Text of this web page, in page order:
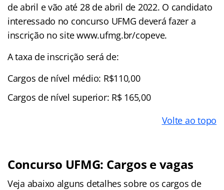
de abril e vão até 28 de abril de 2022. O candidato
interessado no concurso UFMG deverá fazer a
inscrição no site www.ufmg.br/copeve.
A taxa de inscrição será de:
Cargos de nível médio: R$110,00
Cargos de nível superior: R$ 165,00
Volte ao topo
Concurso UFMG: Cargos e vagas
Veja abaixo alguns detalhes sobre os cargos de